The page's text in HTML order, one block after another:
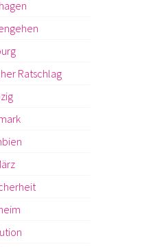
Ratschlag